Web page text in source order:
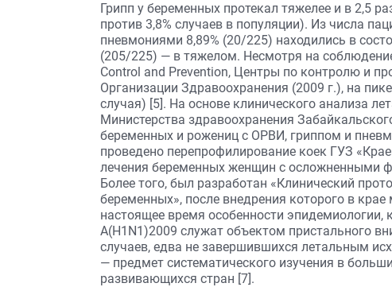
Грипп у беременных протекал тяжелее и в 2,5
против 3,8% случаев в популяции). Из числа
пневмониями 8,89% (20/225) находились в
(205/225) — в тяжелом. Несмотря на
Control and Prevention, Центры по контролю и
Организации Здравоохранения (2009 г.), на
случая) [5]. На основе клинического анализа
Министерства здравоохранения
беременных и рожениц с ОРВИ, гриппом и
проведено перепрофилирование коек ГУЗ
лечения беременных женщин с осложненными
Более того, был разработан «Клинический
беременных», после внедрения которого в
настоящее время особенности эпидемиологии,
А(H1N1)2009 служат объектом пристального
случаев, едва не завершившихся летальным
— предмет систематического изучения в
развивающихся стран [7].